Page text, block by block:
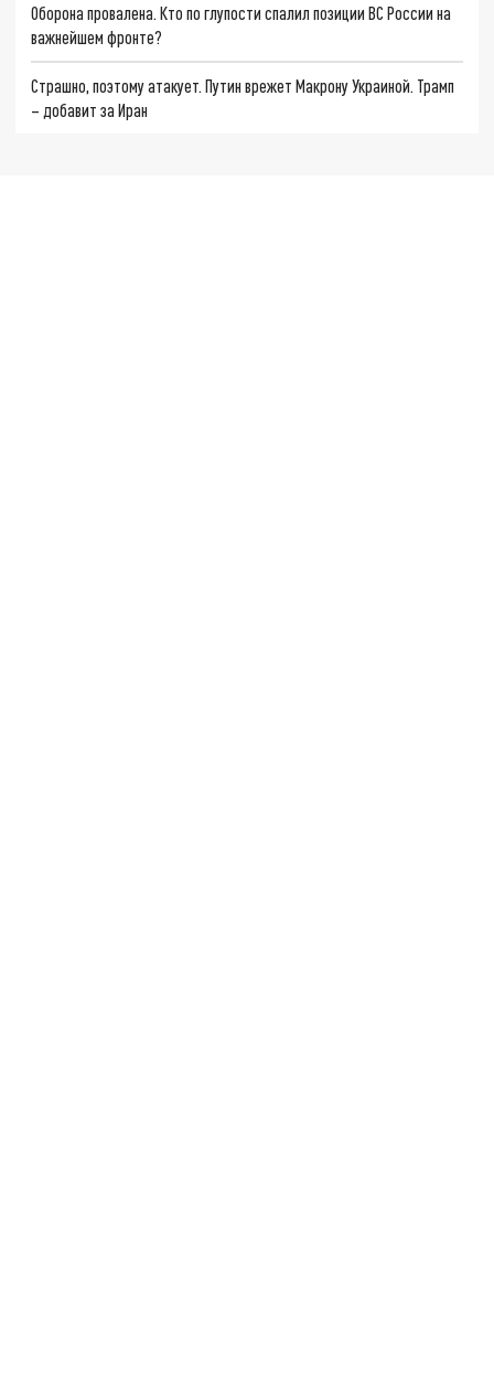
Оборона провалена. Кто по глупости спалил позиции ВС России на
важнейшем фронте?
Страшно, поэтому атакует. Путин врежет Макрону Украиной. Трамп
– добавит за Иран